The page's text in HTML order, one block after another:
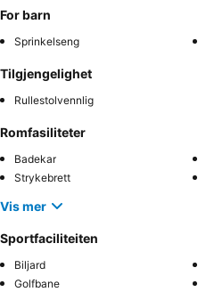
For barn
Sprinkelseng
Tilgjengelighet
Rullestolvennlig
Romfasiliteter
Badekar
Strykebrett
Vis mer
Sportfaciliteiten
Biljard
Golfbane